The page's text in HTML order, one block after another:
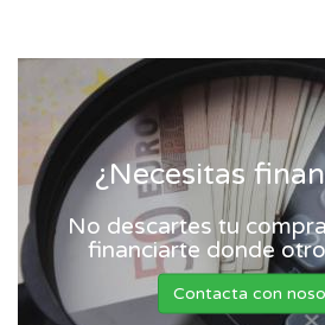
¿Necesitas
No descartes tu
financiarte donde
Contacta con